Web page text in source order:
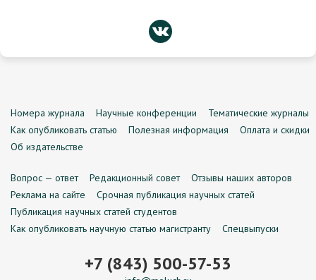
Номера журнала Научные конференции
Тематические журналы
Как опубликовать статью
Полезная информация
Оплата и скидки
Об издательстве
Вопрос — ответ Редакционный совет
Отзывы наших авторов
Реклама на сайте
Срочная публикация научных статей
Публикация научных статей студентов
Как опубликовать научную статью магистранту
Спецвыпуски
+7 (843) 500-57-53